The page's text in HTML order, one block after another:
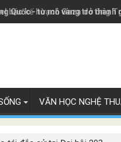
Quốc - từ mỏ vàng trở thành
bác kế hoạch Gaza do ông
VĂN HỌC NGHỆ